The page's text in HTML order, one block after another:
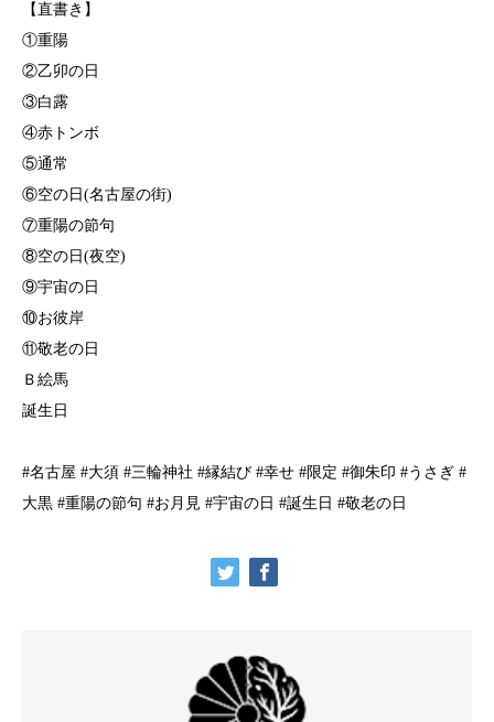
【直書き】
①重陽
②乙卯の日
③白露
④赤トンボ
⑤通常
⑥空の日(名古屋の街)
⑦重陽の節句
⑧空の日(夜空)
⑨宇宙の日
⑩お彼岸
⑪敬老の日
Ｂ絵馬
誕生日
#名古屋 #大須 #三輪神社 #縁結び #幸せ #限定 #御朱印 #うさぎ #
大黒 #重陽の節句 #お月見 #宇宙の日 #誕生日 #敬老の日